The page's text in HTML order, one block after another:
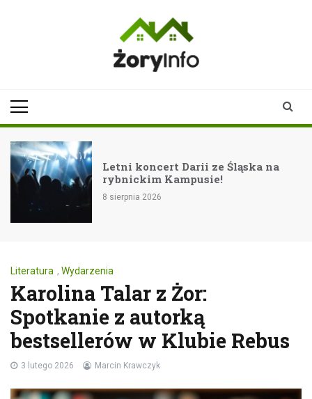
Letni koncert Darii ze Śląska na
rybnickim Kampusie!
8 sierpnia 2026
Literatura , Wydarzenia
Karolina Talar z Żor:
Spotkanie z autorką
bestsellerów w Klubie Rebus
3 lutego 2026 Marcin Krawczyk